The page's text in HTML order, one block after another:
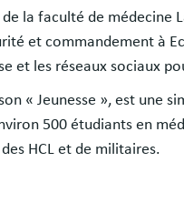
la faculté de médecine
et commandement à
les réseaux sociaux
« Jeunesse », est une
500 étudiants en
HCL et de militaires.